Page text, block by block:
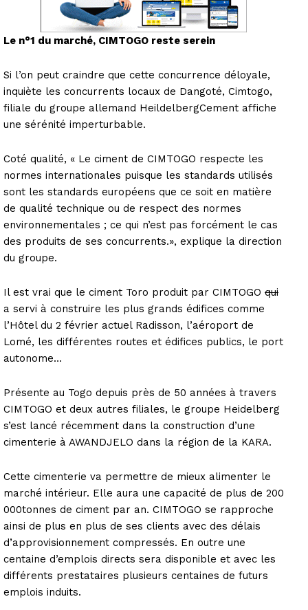
Le n°1 du marché, CIMTOGO reste serein
Si l’on peut craindre que cette concurrence déloyale,
inquiète les concurrents locaux de Dangoté, Cimtogo,
filiale du groupe allemand HeildelbergCement affiche
une sérénité imperturbable.
Coté qualité, « Le ciment de CIMTOGO respecte les
normes internationales puisque les standards utilisés
sont les standards européens que ce soit en matière
de qualité technique ou de respect des normes
environnementales ; ce qui n’est pas forcément le cas
des produits de ses concurrents.», explique la direction
du groupe.
Il est vrai que le ciment Toro produit par CIMTOGO qui
a servi à construire les plus grands édifices comme
l’Hôtel du 2 février actuel Radisson, l’aéroport de
Lomé, les différentes routes et édifices publics, le port
autonome…
Présente au Togo depuis près de 50 années à travers
CIMTOGO et deux autres filiales, le groupe Heidelberg
s’est lancé récemment dans la construction d’une
cimenterie à AWANDJELO dans la région de la KARA.
Cette cimenterie va permettre de mieux alimenter le
marché intérieur. Elle aura une capacité de plus de 200
000tonnes de ciment par an. CIMTOGO se rapproche
ainsi de plus en plus de ses clients avec des délais
d’approvisionnement compressés. En outre une
centaine d’emplois directs sera disponible et avec les
différents prestataires plusieurs centaines de futurs
emplois induits.